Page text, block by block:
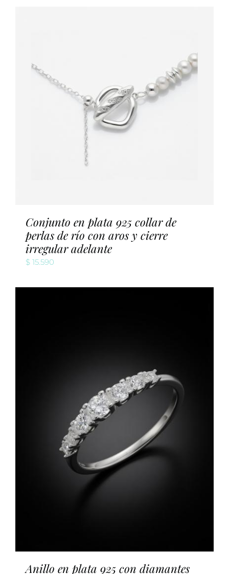
Conjunto en plata 925 collar de
perlas de río con aros y cierre
irregular adelante
$ 15.590
Anillo en plata 925 con diamantes